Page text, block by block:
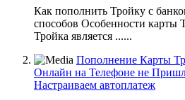
Как пополнить Тройку с
способов Особенности карты
Тройка является ......
Пополнение Карты
Онлайн на Телефоне не
Настраиваем автоплатеж